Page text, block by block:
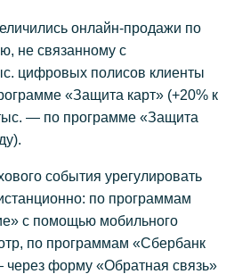
онлайн-продажи по
не связанному с
цифровых полисов клиенты
«Защита карт» (+20% к
— по программе «Защита
события урегулировать
по программам
с помощью мобильного
по программам «Сбербанк
форму «Обратная связь»